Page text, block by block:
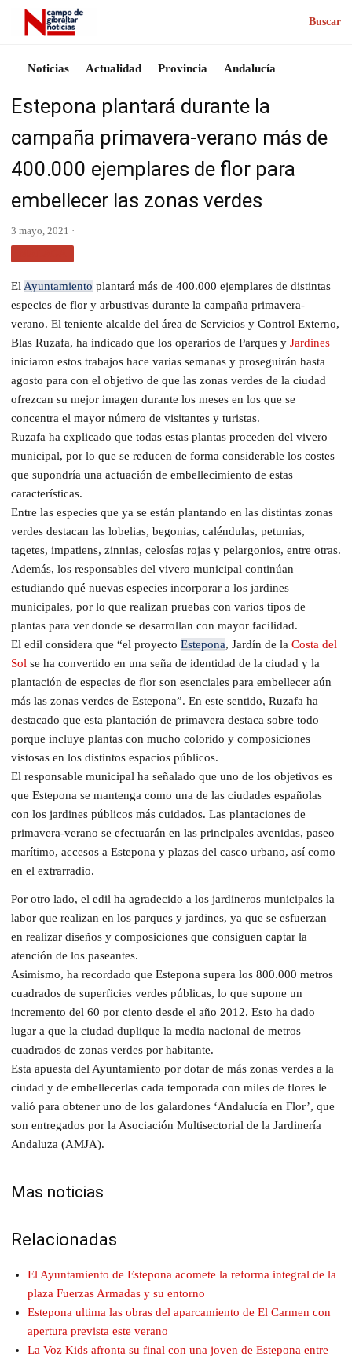
Buscar
Noticias Actualidad Provincia Andalucía
Estepona plantará durante la
campaña primavera-verano más de
400.000 ejemplares de flor para
embellecer las zonas verdes
3 mayo, 2021 ·
El Ayuntamiento plantará más de 400.000 ejemplares de distintas
especies de flor y arbustivas durante la campaña primavera-
verano. El teniente alcalde del área de Servicios y Control Externo,
Blas Ruzafa, ha indicado que los operarios de Parques y Jardines
iniciaron estos trabajos hace varias semanas y proseguirán hasta
agosto para con el objetivo de que las zonas verdes de la ciudad
ofrezcan su mejor imagen durante los meses en los que se
concentra el mayor número de visitantes y turistas.
Ruzafa ha explicado que todas estas plantas proceden del vivero
municipal, por lo que se reducen de forma considerable los costes
que supondría una actuación de embellecimiento de estas
características.
Entre las especies que ya se están plantando en las distintas zonas
verdes destacan las lobelias, begonias, caléndulas, petunias,
tagetes, impatiens, zinnias, celosías rojas y pelargonios, entre otras.
Además, los responsables del vivero municipal continúan
estudiando qué nuevas especies incorporar a los jardines
municipales, por lo que realizan pruebas con varios tipos de
plantas para ver donde se desarrollan con mayor facilidad.
El edil considera que “el proyecto Estepona, Jardín de la Costa del
Sol se ha convertido en una seña de identidad de la ciudad y la
plantación de especies de flor son esenciales para embellecer aún
más las zonas verdes de Estepona”. En este sentido, Ruzafa ha
destacado que esta plantación de primavera destaca sobre todo
porque incluye plantas con mucho colorido y composiciones
vistosas en los distintos espacios públicos.
El responsable municipal ha señalado que uno de los objetivos es
que Estepona se mantenga como una de las ciudades españolas
con los jardines públicos más cuidados. Las plantaciones de
primavera-verano se efectuarán en las principales avenidas, paseo
marítimo, accesos a Estepona y plazas del casco urbano, así como
en el extrarradio.
Por otro lado, el edil ha agradecido a los jardineros municipales la
labor que realizan en los parques y jardines, ya que se esfuerzan
en realizar diseños y composiciones que consiguen captar la
atención de los paseantes.
Asimismo, ha recordado que Estepona supera los 800.000 metros
cuadrados de superficies verdes públicas, lo que supone un
incremento del 60 por ciento desde el año 2012. Esto ha dado
lugar a que la ciudad duplique la media nacional de metros
cuadrados de zonas verdes por habitante.
Esta apuesta del Ayuntamiento por dotar de más zonas verdes a la
ciudad y de embellecerlas cada temporada con miles de flores le
valió para obtener uno de los galardones ‘Andalucía en Flor’, que
son entregados por la Asociación Multisectorial de la Jardinería
Andaluza (AMJA).
Mas noticias
Relacionadas
El Ayuntamiento de Estepona acomete la reforma integral de la
plaza Fuerzas Armadas y su entorno
Estepona ultima las obras del aparcamiento de El Carmen con
apertura prevista este verano
La Voz Kids afronta su final con una joven de Estepona entre